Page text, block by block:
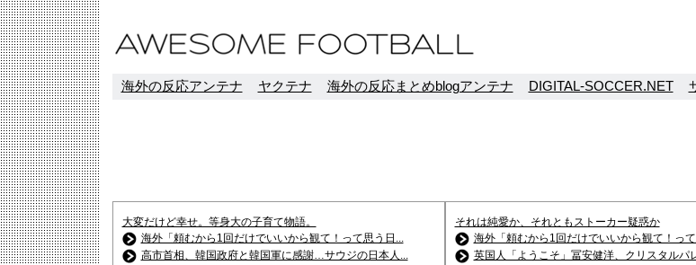
海外の反応アンテナ ヤクテナ 海外の反応まとめblogアンテナ DIGITAL-SOCCER.NET
大変だけど幸せ。等身大の子育て物語。
海外「頼むから1回だけでいいから観て！って思う日...
高市首相、韓国政府と韓国軍に感謝…サウジの日本人...
それは純愛か、それともストーカー疑惑か
海外「頼むから1回だけでいいから観て！っ
英国人「ようこそ」冨安健洋、クリスタルパ